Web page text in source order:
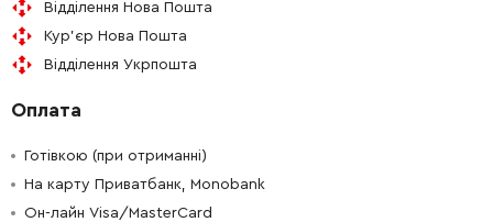
1600305001 26.88 Грн
1600309012
1600025013 72.58 Грн
Відділення Нова Пошта
Кур'єр Нова Пошта
Відділення Укрпошта
Оплата
Готівкою (при отриманні)
На карту Приватбанк, Monobank
Он-лайн Visa/MasterCard